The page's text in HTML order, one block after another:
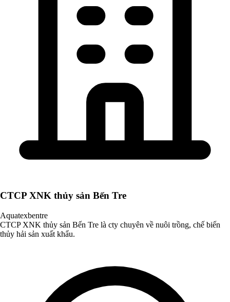
CTCP XNK thủy sản Bến Tre
Aquatexbentre
CTCP XNK thủy sản Bến Tre là cty chuyên về nuôi trồng, chế biến
thủy hải sản xuất khẩu.